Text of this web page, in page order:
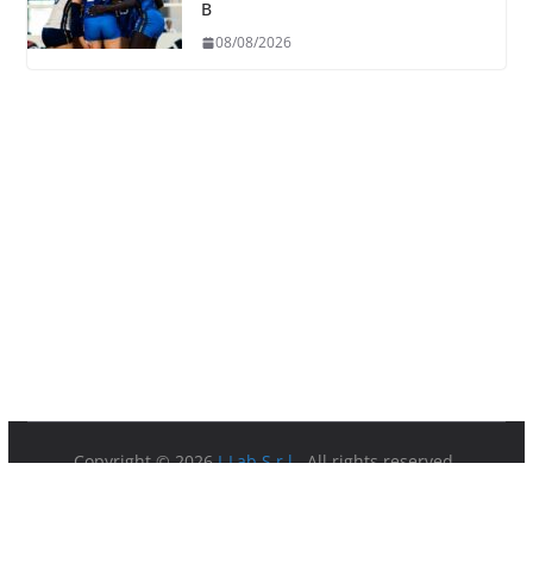
B
08/08/2026
Copyright © 2026I-Lab S.r.l.. All rights reserved.